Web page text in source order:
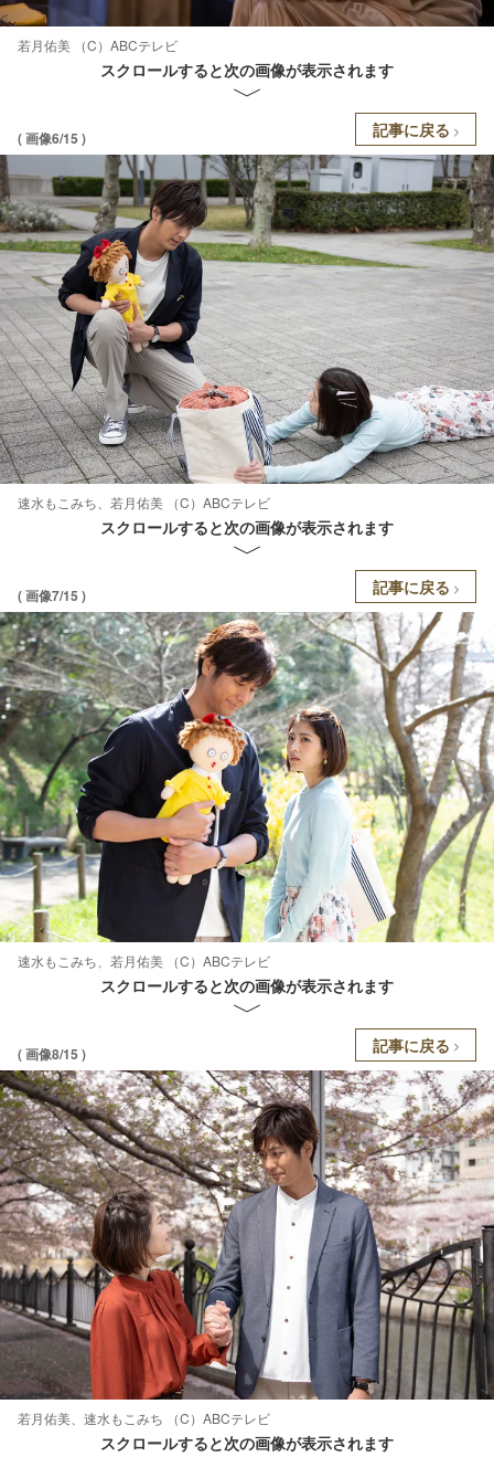
若月佑美 （C）ABCテレビ
スクロールすると次の画像が表示されます
( 画像6/15 ) 記事に戻る
速水もこみち、若月佑美 （C）ABCテレビ
スクロールすると次の画像が表示されます
( 画像7/15 ) 記事に戻る
速水もこみち、若月佑美 （C）ABCテレビ
スクロールすると次の画像が表示されます
( 画像8/15 ) 記事に戻る
若月佑美、速水もこみち （C）ABCテレビ
スクロールすると次の画像が表示されます